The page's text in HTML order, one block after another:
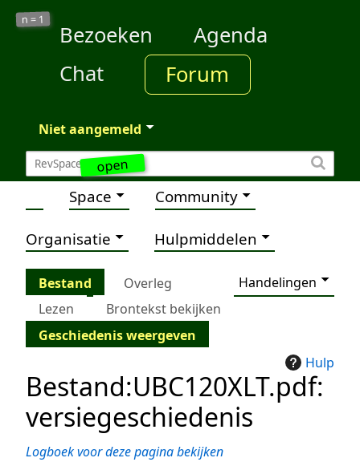
open
n = 1
Bezoeken
Agenda
Chat
Forum
Niet aangemeld
Space Community
Organisatie Hulpmiddelen
Bestand Overleg
Handelingen
Lezen
Brontekst bekijken
Geschiedenis weergeven
Hulp
Bestand:UBC120XLT.pdf:
versiegeschiedenis
Logboek voor deze pagina bekijken